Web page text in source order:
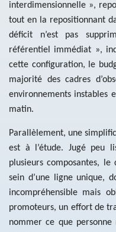
interdimensionnelle »,
tout en la repositionnant
déficit n’est pas
référentiel immédiat »,
cette configuration, le
majorité des cadres
environnements instables
matin.
Parallèlement, une
est à l’étude. Jugé peu
plusieurs composantes,
sein d’une ligne unique,
incompréhensible mais
promoteurs, un effort de
nommer ce que